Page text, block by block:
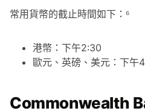
常用貨幣的截止時間如下：⁶
港幣：下午2:30
歐元、英磅、美元：下午
Commonwealth